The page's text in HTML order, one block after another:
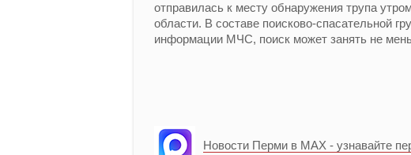
отправилась к месту обнаружения трупа
области. В составе поисково-спасательной
информации МЧС, поиск может занять не
Новости Перми в MAX - узнавайте